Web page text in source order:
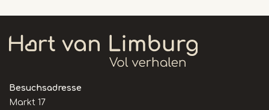
Besuchsadresse
Markt 17